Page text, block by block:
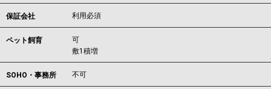
保証会社 利用必須
ペット飼育
可
敷1積増
SOHO・事務所 不可